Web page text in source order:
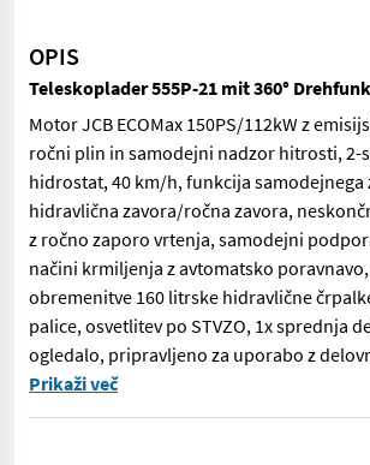
OPIS
Teleskoplader 555P-21 mit 360°
Motor JCB ECOMax 150PS/112kW z
ročni plin in samodejni nadzor hitrosti, 2-
hidrostat, 40 km/h, funkcija samodejnega
hidravlična zavora/ročna zavora,
z ročno zaporo vrtenja, samodejni
načini krmiljenja z avtomatsko
obremenitve 160 litrske hidravlične
palice, osvetlitev po STVZO, 1x sprednja
ogledalo, pripravljeno za uporabo z
Motor JCB ECOMax 150PS/112kW z
Prikaži več